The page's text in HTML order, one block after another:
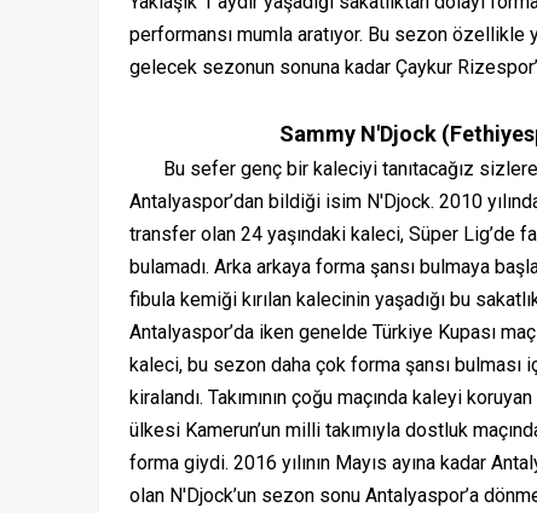
performansı mumla aratıyor. Bu sezon
gelecek sezonun sonuna kadar Çaykur
Sammy N'Djock
Bu sefer genç bir kaleciyi tanıtacağız
Antalyaspor’dan bildiği isim N'Djock. 2010
transfer olan 24 yaşındaki kaleci, Süper Lig’de
bulamadı. Arka arkaya forma şansı bulmaya
fibula kemiği kırılan kalecinin yaşadığı bu
Antalyaspor’da iken genelde Türkiye Kupası
kaleci, bu sezon daha çok forma şansı bulması
kiralandı. Takımının çoğu maçında kaleyi
ülkesi Kamerun’un milli takımıyla dostluk
forma giydi. 2016 yılının Mayıs ayına kadar
olan N'Djock’un sezon sonu Antalyaspor’a